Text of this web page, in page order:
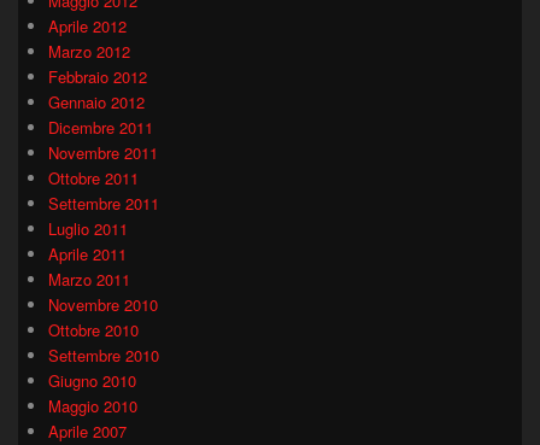
Aprile 2012
Marzo 2012
Febbraio 2012
Gennaio 2012
Dicembre 2011
Novembre 2011
Ottobre 2011
Settembre 2011
Luglio 2011
Aprile 2011
Marzo 2011
Novembre 2010
Ottobre 2010
Settembre 2010
Giugno 2010
Maggio 2010
Aprile 2007